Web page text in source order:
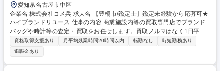
愛知県名古屋市中区
企業名 株式会社コメ兵 求人名 【豊橋市/鑑定士】鑑定未経験から応募可★
ハイブランドリユース 仕事の内容 商業施設内等の買取専門店でブランド
バッグや時計等の査定・買取をお任せします。買取ノルマはなく1日平均5
組のため、AI等の遠隔サポートも頼りながら、数字に追われずお客様に寄
り添った丁寧な接客が可能です。 【仕事の流れ】■来店時の受付・接客対
応 ■商品の査定 ■査定金額の詳細説明 ■代金の支払/買取品のデータ入力 ■
電話対応（商品に関する問い合わせ） 【入社後】当社には、教育専門部署
資格取得支援あり 月平均残業時間20時間以内 転勤なし
時短勤務あり
退職金あり